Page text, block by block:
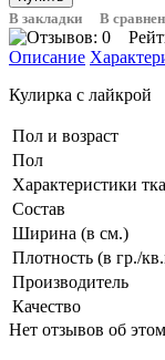
В закладки В
Описание
Кулирка с лайкрой
Пол и возраст
Пол
Характеристики
Состав
Ширина (в см.)
Плотность (в гр./
Производитель
Качество
Нет отзывов об